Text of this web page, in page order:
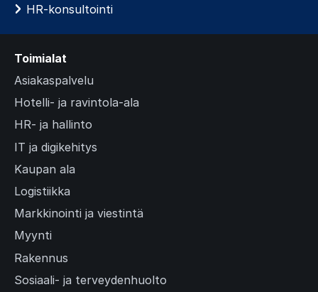
HR-konsultointi
Toimialat
Asiakaspalvelu
Hotelli- ja ravintola-ala
HR- ja hallinto
IT ja digikehitys
Kaupan ala
Logistiikka
Markkinointi ja viestintä
Myynti
Rakennus
Sosiaali- ja terveydenhuolto